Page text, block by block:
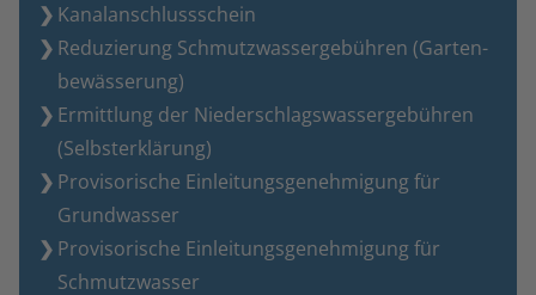
Kanalanschluss­schein
Reduzierung Schmutzwasser­­gebühren (Garten­­
bewässerung)
Ermittlung der Niederschlagswasser­­gebühren
(Selbst­erklärung)
Provisorische Einleitungs­­genehmigung für
Grund­wasser
Provisorische Einleitungs­­genehmigung für
Schmutz­wasser